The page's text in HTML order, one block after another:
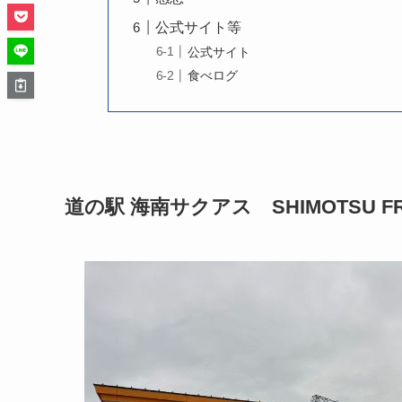
公式サイト等
公式サイト
食べログ
道の駅 海南サクアス SHIMOTSU